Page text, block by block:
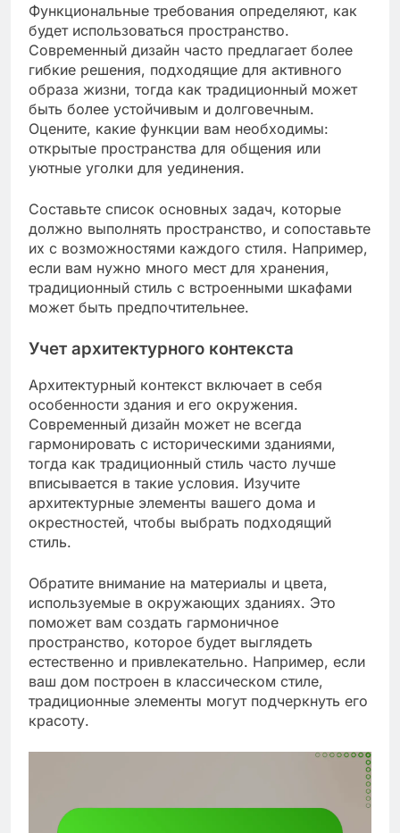
Функциональные требования определяют, как
будет использоваться пространство.
Современный дизайн часто предлагает более
гибкие решения, подходящие для активного
образа жизни, тогда как традиционный может
быть более устойчивым и долговечным.
Оцените, какие функции вам необходимы:
открытые пространства для общения или
уютные уголки для уединения.
Составьте список основных задач, которые
должно выполнять пространство, и сопоставьте
их с возможностями каждого стиля. Например,
если вам нужно много мест для хранения,
традиционный стиль с встроенными шкафами
может быть предпочтительнее.
Учет архитектурного контекста
Архитектурный контекст включает в себя
особенности здания и его окружения.
Современный дизайн может не всегда
гармонировать с историческими зданиями,
тогда как традиционный стиль часто лучше
вписывается в такие условия. Изучите
архитектурные элементы вашего дома и
окрестностей, чтобы выбрать подходящий
стиль.
Обратите внимание на материалы и цвета,
используемые в окружающих зданиях. Это
поможет вам создать гармоничное
пространство, которое будет выглядеть
естественно и привлекательно. Например, если
ваш дом построен в классическом стиле,
традиционные элементы могут подчеркнуть его
красоту.